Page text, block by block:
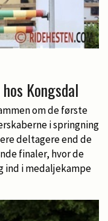
Kongsdal
om de første
i springning
deltagere end de
finaler, hvor de
ind i medaljekampe